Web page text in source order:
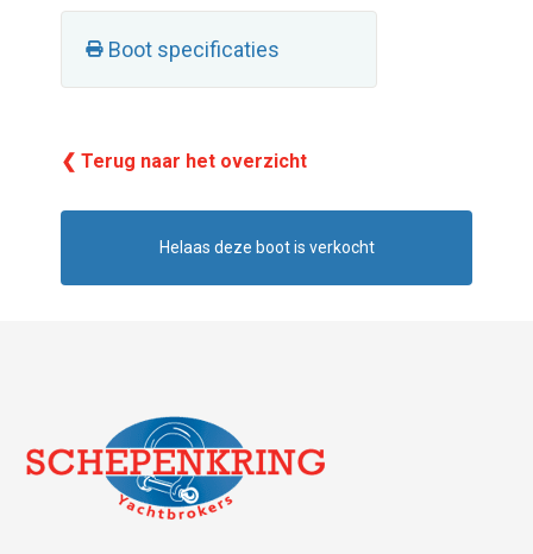
Boot specificaties
❮ Terug naar het overzicht
Helaas deze boot is verkocht